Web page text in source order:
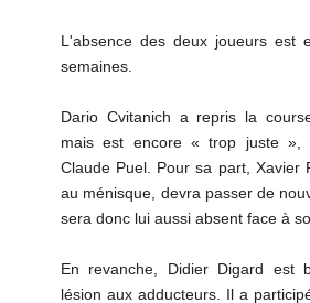
L'absence des deux joueurs est
semaines.
Dario Cvitanich a repris la
mais est encore « trop juste »,
Claude Puel. Pour sa part, Xavier
au ménisque, devra passer de
sera donc lui aussi absent face à
En revanche, Didier Digard est
lésion aux adducteurs. Il a